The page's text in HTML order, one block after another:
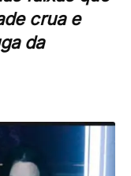
crua e
da